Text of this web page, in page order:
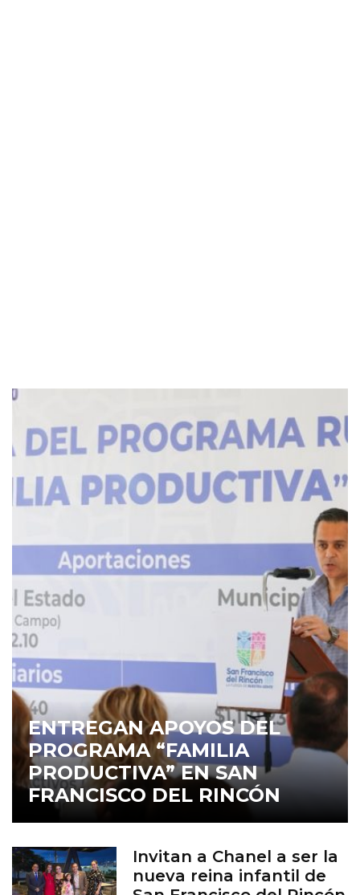
ENTREGAN APOYOS DEL
PROGRAMA “FAMILIA
PRODUCTIVA” EN SAN
FRANCISCO DEL RINCÓN
Invitan a Chanel a ser la
nueva reina infantil de